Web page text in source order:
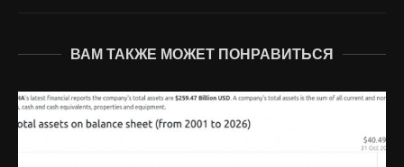
ВАМ ТАКЖЕ МОЖЕТ ПОНРАВИТЬСЯ